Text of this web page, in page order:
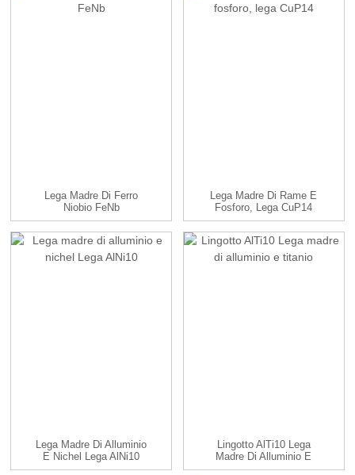
Lega Madre Di Ferro
Niobio FeNb
Lega Madre Di Rame E
Fosforo, Lega CuP14
Lega Madre Di Alluminio
E Nichel Lega AlNi10
Lingotto AlTi10 Lega
Madre Di Alluminio E
Titanio